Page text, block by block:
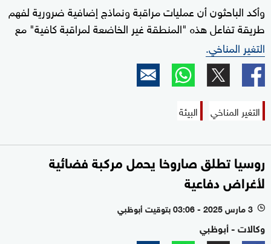
وأكد الباحثون أن عمليات مراقبة ونماذج إضافية ضرورية لفهم
طريقة تفاعل هذه "المنطقة غير الخاضعة لمراقبة كافية" مع
التغير المناخي.
التغير المناخي البيئة
روسيا تطلق صاروخا يحمل مركبة فضائية
لأغراض دفاعية
l 3 مارس 2025 - 03:06 بتوقيت أبوظبي
وكالات - أبوظبي